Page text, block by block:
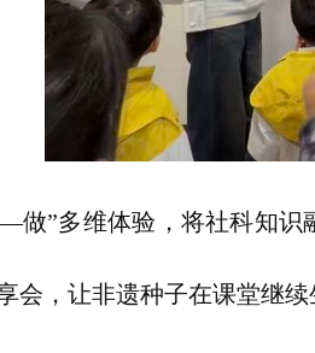
”多维体验，将社科知识
会，让非遗种子在课堂继续